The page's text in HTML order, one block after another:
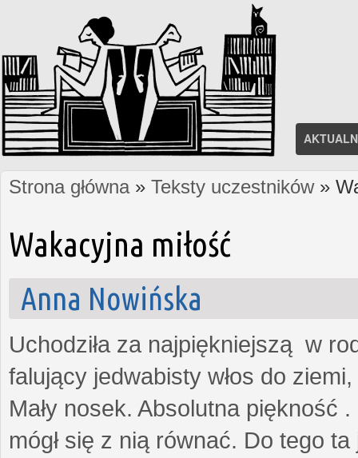
Jesteś tutaj
Strona główna» Teksty uczestników»
Wakacyjna miłość
Anna Nowińska
Uchodziła za najpiękniejszą w
falujący jedwabisty włos do
Mały nosek. Absolutna piękność
mógł się z nią równać. Do tego